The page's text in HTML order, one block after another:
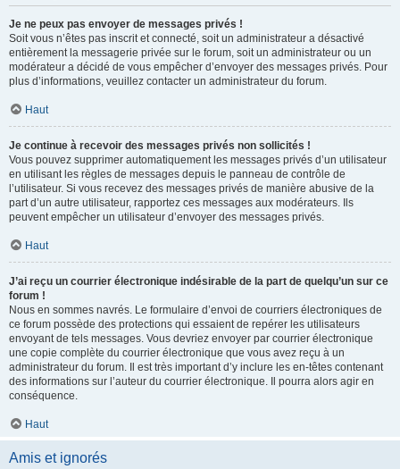
Je ne peux pas envoyer de messages privés !
Soit vous n’êtes pas inscrit et connecté, soit un administrateur a désactivé
entièrement la messagerie privée sur le forum, soit un administrateur ou un
modérateur a décidé de vous empêcher d’envoyer des messages privés. Pour
plus d’informations, veuillez contacter un administrateur du forum.
Haut
Je continue à recevoir des messages privés non sollicités !
Vous pouvez supprimer automatiquement les messages privés d’un utilisateur
en utilisant les règles de messages depuis le panneau de contrôle de
l’utilisateur. Si vous recevez des messages privés de manière abusive de la
part d’un autre utilisateur, rapportez ces messages aux modérateurs. Ils
peuvent empêcher un utilisateur d’envoyer des messages privés.
Haut
J’ai reçu un courrier électronique indésirable de la part de quelqu’un sur ce
forum !
Nous en sommes navrés. Le formulaire d’envoi de courriers électroniques de
ce forum possède des protections qui essaient de repérer les utilisateurs
envoyant de tels messages. Vous devriez envoyer par courrier électronique
une copie complète du courrier électronique que vous avez reçu à un
administrateur du forum. Il est très important d’y inclure les en-têtes contenant
des informations sur l’auteur du courrier électronique. Il pourra alors agir en
conséquence.
Haut
Amis et ignorés